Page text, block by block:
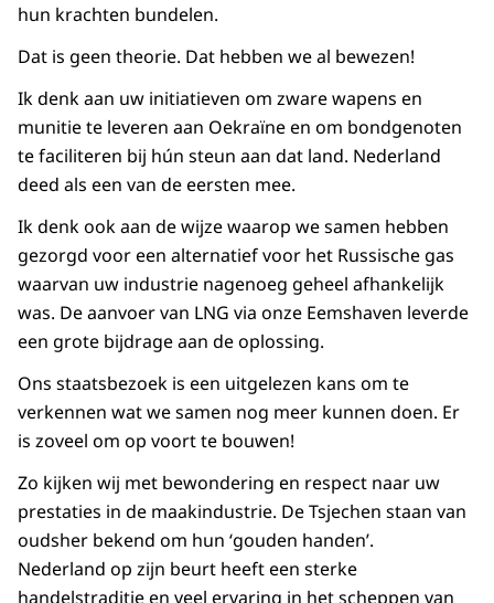
hun krachten bundelen.
Dat is geen theorie. Dat hebben we al bewezen!
Ik denk aan uw initiatieven om zware wapens en
munitie te leveren aan Oekraïne en om bondgenoten
te faciliteren bij hún steun aan dat land. Nederland
deed als een van de eersten mee.
Ik denk ook aan de wijze waarop we samen hebben
gezorgd voor een alternatief voor het Russische gas
waarvan uw industrie nagenoeg geheel afhankelijk
was. De aanvoer van LNG via onze Eemshaven leverde
een grote bijdrage aan de oplossing.
Ons staatsbezoek is een uitgelezen kans om te
verkennen wat we samen nog meer kunnen doen. Er
is zoveel om op voort te bouwen!
Zo kijken wij met bewondering en respect naar uw
prestaties in de maakindustrie. De Tsjechen staan van
oudsher bekend om hun ‘gouden handen’.
Nederland op zijn beurt heeft een sterke
handelstraditie en veel ervaring in het scheppen van